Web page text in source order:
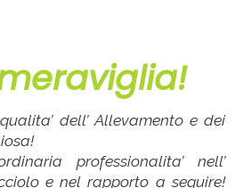
dell’ Allevamento e dei
professionalita’ nell’
e nel rapporto a seguire!